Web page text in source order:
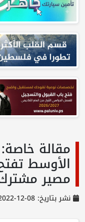
مقالة
الأوسط
مصير
نشر بتاريخ: 08-12-2022 |